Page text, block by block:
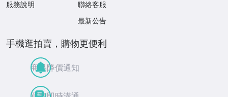
服務說明
聯絡客服
最新公告
手機逛拍賣，購物更便利
商品降價通知